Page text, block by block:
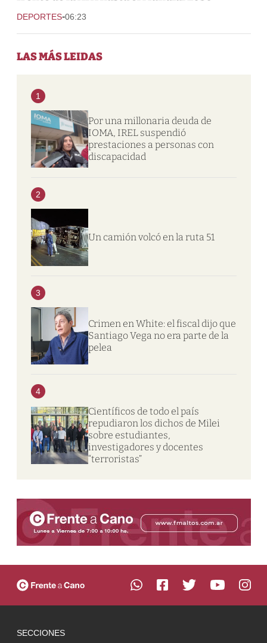
DEPORTES-06:23
LAS MÁS LEIDAS
1
Por una millonaria deuda de
IOMA, IREL suspendió
prestaciones a personas con
discapacidad
2
Un camión volcó en la ruta 51
3
Crimen en White: el fiscal dijo que
Santiago Vega no era parte de la
pelea
4
Científicos de todo el país
repudiaron los dichos de Milei
sobre estudiantes,
investigadores y docentes
“terroristas”
SECCIONES